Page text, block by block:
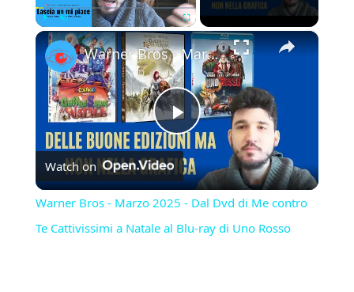
Play Unmute Fullscreen ×
Play
Video
Warner Bros - Marzo 2025 - Dal Dvd di Me contro Te Cattivissimi a Natale al Blu-ray di Uno Rosso
Watch on
Warner Bros - Marzo 2025 - Dal Dvd di Me contro
Te Cattivissimi a Natale al Blu-ray di Uno Rosso